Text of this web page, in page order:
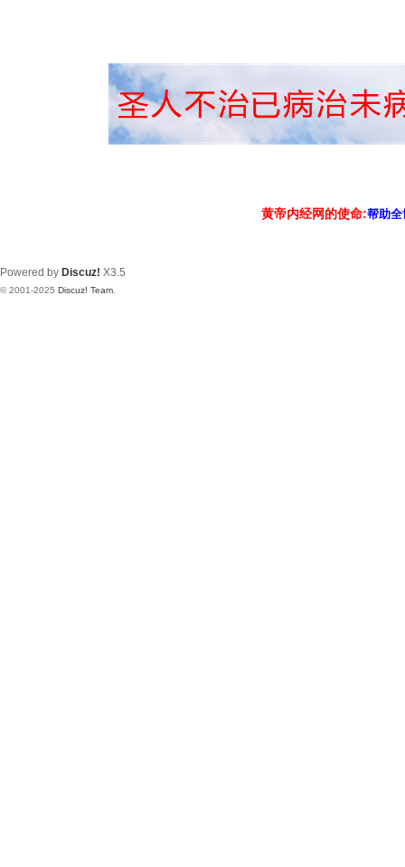
黄帝内经网的使命:帮助
Powered by Discuz! X3.5
© 2001-2025 Discuz! Team